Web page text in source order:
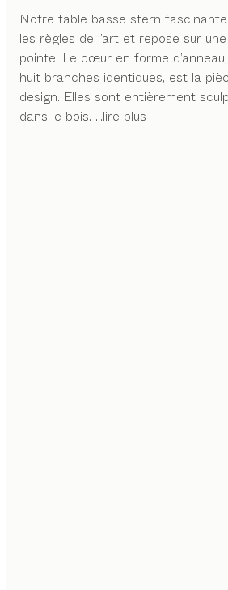
Notre table basse stern
les règles de l’art et repose sur
pointe. Le cœur en forme
huit branches identiques, est la
design. Elles sont entièrement
dans le bois. ...lire plus